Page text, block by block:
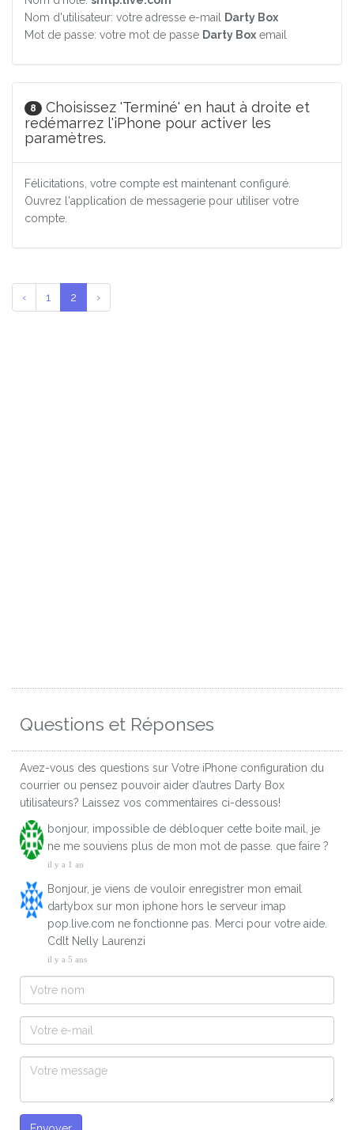
Nom d'utilisateur: votre adresse e-mail
Darty Box
Mot de passe: votre mot de passe Darty Box email
8
Choisissez 'Terminé' en haut à droite et
redémarrez l'iPhone pour activer les
paramètres.
Félicitations, votre compte est maintenant configuré.
Ouvrez l'application de messagerie pour utiliser votre
compte.
‹ 1 2 ›
Questions et Réponses
Avez-vous des questions sur Votre iPhone configuration du
courrier ou pensez pouvoir aider d’autres Darty Box
utilisateurs? Laissez vos commentaires ci-dessous!
bonjour, impossible de débloquer cette boite mail, je
ne me souviens plus de mon mot de passe. que faire ?
il y a 1 an
Bonjour, je viens de vouloir enregistrer mon email
dartybox sur mon iphone hors le serveur imap
pop.live.com ne fonctionne pas. Merci pour votre aide.
Cdlt Nelly Laurenzi
il y a 5 ans